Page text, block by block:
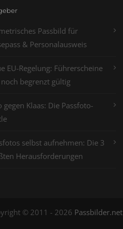
Passbild für
& Personalausweis
EU-Regelung: Führerscheine
begrenzt gültig
gegen Klaas: Die Passfoto-
selbst aufnehmen: Die 3
Herausforderungen
© 2011 - 2026 Passbilder.net